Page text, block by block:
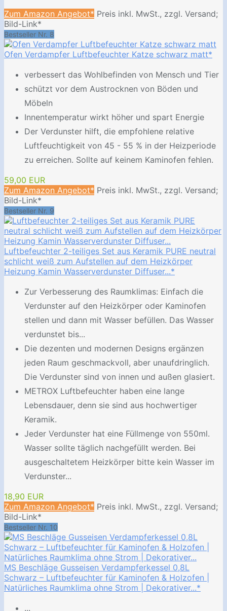
Zum Amazon Angebot* Preis inkl. MwSt., zzgl. Versand;
Bild-Link*
Bestseller Nr. 8
Ofen Verdampfer Luftbefeuchter Katze schwarz matt*
verbessert das Wohlbefinden von Mensch und Tier
schützt vor dem Austrocknen von Böden und
Möbeln
Innentemperatur wirkt höher und spart Energie
Der Verdunster hilft, die empfohlene relative
Luftfeuchtigkeit von 45 - 55 % in der Heizperiode
zu erreichen. Sollte auf keinem Kaminofen fehlen.
59,00 EUR
Zum Amazon Angebot* Preis inkl. MwSt., zzgl. Versand;
Bild-Link*
Bestseller Nr. 9
Luftbefeuchter 2-teiliges Set aus Keramik PURE neutral
schlicht weiß zum Aufstellen auf dem Heizkörper
Heizung Kamin Wasserverdunster Diffuser...*
Zur Verbesserung des Raumklimas: Einfach die
Verdunster auf den Heizkörper oder Kaminofen
stellen und dann mit Wasser befüllen. Das Wasser
verdunstet bis...
Die dezenten und modernen Designs ergänzen
jeden Raum geschmackvoll, aber unaufdringlich.
Die Verdunster sind von innen und außen glasiert.
METROX Luftbefeuchter haben eine lange
Lebensdauer, denn sie sind aus hochwertiger
Keramik.
Jeder Verdunster hat eine Füllmenge von 550ml.
Wasser sollte täglich nachgefüllt werden. Bei
ausgeschaltetem Heizkörper bitte kein Wasser im
Verdunster...
18,90 EUR
Zum Amazon Angebot* Preis inkl. MwSt., zzgl. Versand;
Bild-Link*
Bestseller Nr. 10
MS Beschläge Gusseisen Verdampferkessel 0,8L
Schwarz – Luftbefeuchter für Kaminofen & Holzofen |
Natürliches Raumklima ohne Strom | Dekorativer...*
...